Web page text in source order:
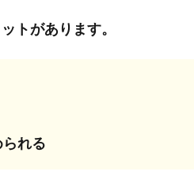
トがあります。
れる